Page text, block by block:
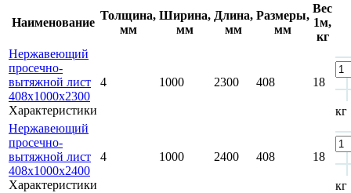
Наименование
Толщина,
мм
Ширина,
мм
Длина,
мм
Размеры,
мм
Вес
1м,
кг
Нержавеющий
просечно-
вытяжной лист
408х1000х2300
Характеристики
4 1000 2300 408 18
кг
Нержавеющий
просечно-
вытяжной лист
408x1000x2400
Характеристики
4 1000 2400 408 18
кг